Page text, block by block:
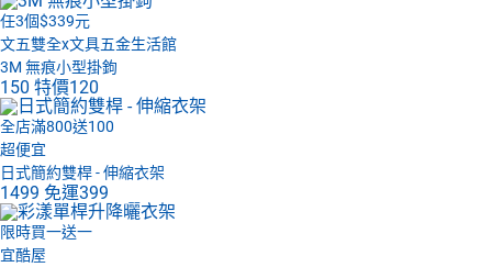
任3個$339元
文五雙全x文具五金生活館
3M 無痕小型掛鉤
150 特價120
全店滿800送100
超便宜
日式簡約雙桿 - 伸縮衣架
1499 免運399
限時買一送一
宜酷屋